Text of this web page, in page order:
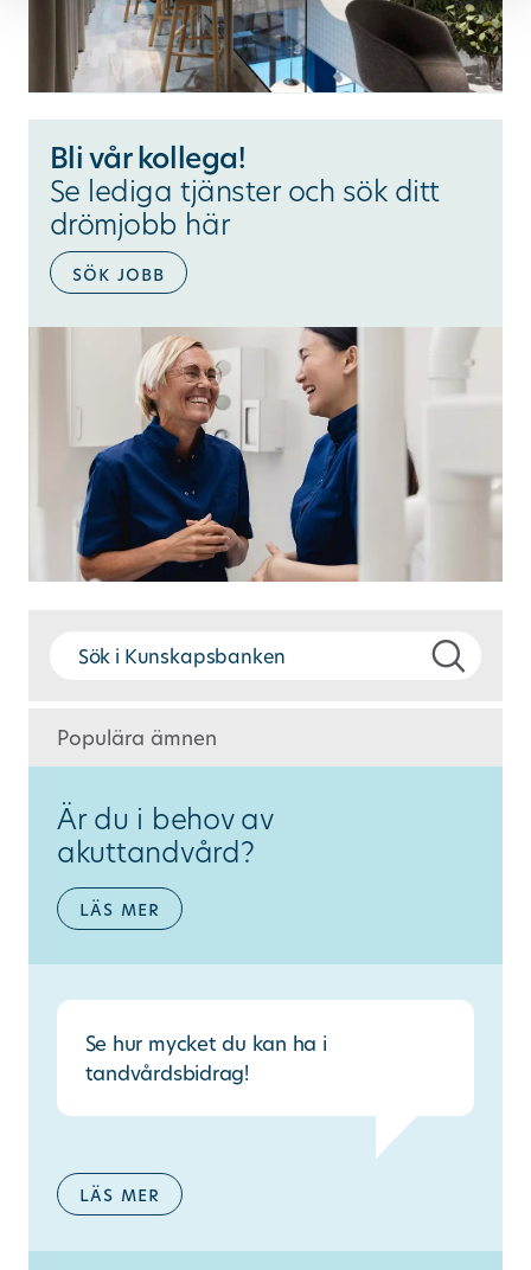
Bli vår kollega!
Se lediga tjänster och sök ditt
drömjobb här
sök jobb
Populära ämnen
Är du i behov av
akuttandvård?
läs mer
Se hur mycket du kan ha i
tandvårdsbidrag!
läs mer